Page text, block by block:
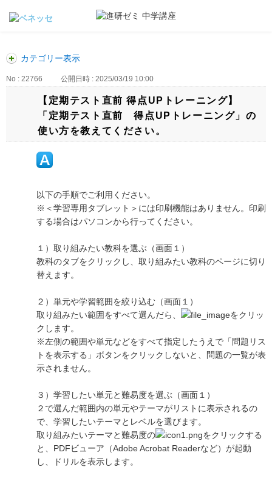
カテゴリー表示
No : 22766 公開日時 : 2025/03/19 10:00
【定期テスト直前 得点UPトレーニング】
「定期テスト直前 得点UPトレーニング」の
使い方を教えてください。
以下の手順でご利用ください。
※＜学習専用タブレット＞には印刷機能はありません。印刷
する場合はパソコンから行ってください。
１）取り組みたい教科を選ぶ（画面１）
教科のタブをクリックし、取り組みたい教科のページに切り
替えます。
２）単元や学習範囲を絞り込む（画面１）
取り組みたい範囲をすべて選んだら、
をクリッ
クします。
※左側の範囲や単元などをすべて指定したうえで「問題リス
トを表示する」ボタンをクリックしないと、問題の一覧が表
示されません。
３）学習したい単元と難易度を選ぶ（画面１）
２で選んだ範囲内の単元やテーマがリストに表示されるの
で、学習したいテーマとレベルを選びます。
取り組みたいテーマと難易度の
をクリックする
と、PDFビューア（Adobe Acrobat Readerなど）が起動
し、ドリルを表示します。